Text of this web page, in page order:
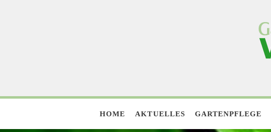
HOME AKTUELLES GARTENPFLEGE